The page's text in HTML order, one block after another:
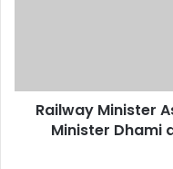
arrived
hereRailway Minister
Minister Dhami